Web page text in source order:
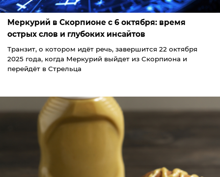
Меркурий в Скорпионе с 6 октября: время
острых слов и глубоких инсайтов
Транзит, о котором идёт речь, завершится 22 октября
2025 года, когда Меркурий выйдет из Скорпиона и
перейдёт в Стрельца